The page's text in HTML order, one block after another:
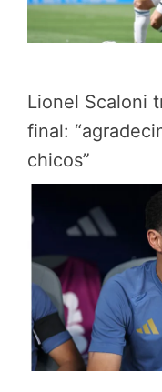
Lionel Scaloni
final:
chicos”